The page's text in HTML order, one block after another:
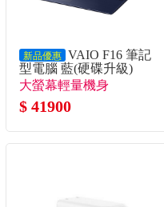
新品優惠 VAIO F16 筆記
型電腦 藍(硬碟升級)
(Core5-120U/16G/1TB
SSD/W11P)
大螢幕輕量機身
$ 41900